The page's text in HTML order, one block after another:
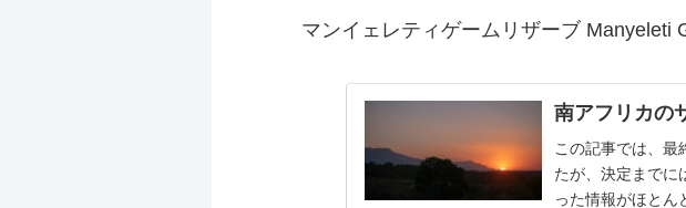
マンイェレティゲームリザーブ Manyeleti
南アフリカの
この記事では、最
たが、決定までに
った情報がほとん